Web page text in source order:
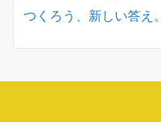
つくろう、新しい答え。